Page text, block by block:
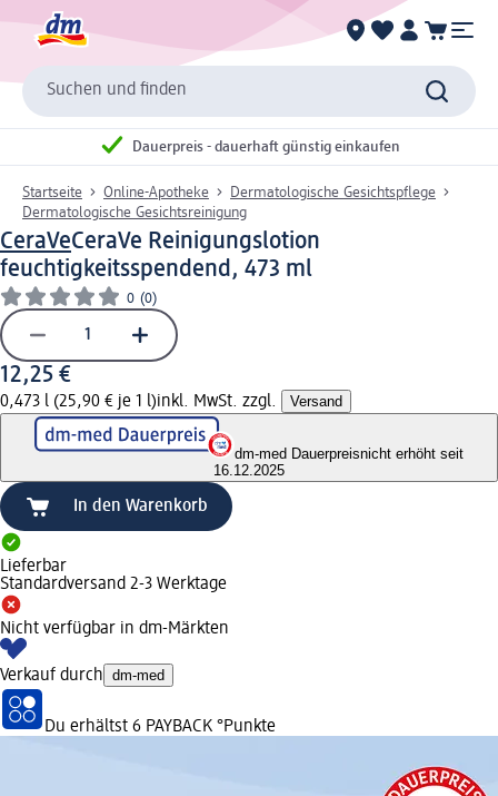
Suchen und finden
Dauerpreis - dauerhaft günstig einkaufen
Startseite Online-Apotheke
Dermatologische Gesichtspflege
Dermatologische Gesichtsreinigung
CeraVeCeraVe Reinigungslotion
feuchtigkeitsspendend, 473 ml
0 (0)
12,25 €
0,473 l (25,90 € je 1 l)inkl. MwSt. zzgl. Versand
dm-med Dauerpreisnicht erhöht seit
16.12.2025
In den Warenkorb
Lieferbar
Standardversand 2-3 Werktage
Nicht verfügbar in dm-Märkten
Verkauf durch dm-med
Du erhältst 6 PAYBACK °Punkte